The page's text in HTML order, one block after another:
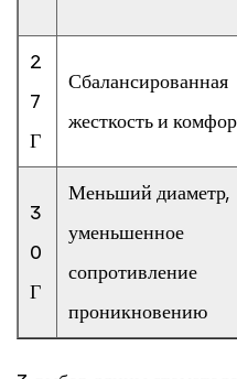
2
7
Г
Сбалансированная
жесткость и
3
0
Г
Меньший диаметр,
уменьшенное
сопротивление
проникновению